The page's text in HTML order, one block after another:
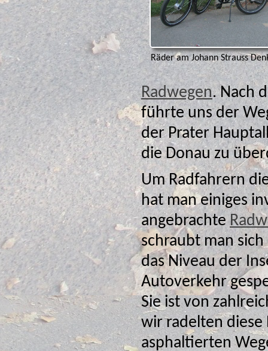
Räder am Johann Strauss
Radwegen . Nach
führte uns der Weg Richtung
der Prater
die Donau zu
Um Radfahrern
hat man einiges investiert. So
angebrachte
schraubt man
das Niveau der
Autoverkehr gesperrt und dient als
Sie ist von
wir radelten diese
asphaltierten